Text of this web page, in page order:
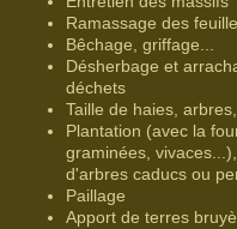
Ramassage des
Bêchage, griffage...
Désherbage et
déchets
Taille de haies,
Plantation (avec la
graminées,
d'arbres caducs ou
Paillage
Apport de terres